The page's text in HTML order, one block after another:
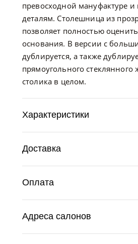
превосходной мануфактуре
деталям. Столешница из
позволяет полностью
основания. В версии с
дублируется, а также
прямоугольного стеклянного
столика в целом.
Характеристики
Доставка
Оплата
Адреса салонов